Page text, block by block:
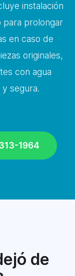
instalación
para prolongar
en caso de
originales,
con agua
segura.
1964
de